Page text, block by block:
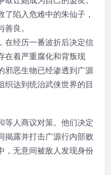
陷入危难中的朱仙子，
良。
在经历一番波折后决定信
在着严重腐化和背叛现
邪恶生物已经渗透到广源
织达到统治武侠世界的目
等人商议对策。他们决定
揭露并打击广源行内部败
，无意间被敌人发现身份